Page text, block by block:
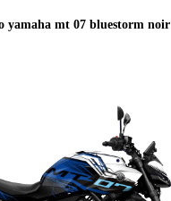
yamaha mt 07 bluestorm noir